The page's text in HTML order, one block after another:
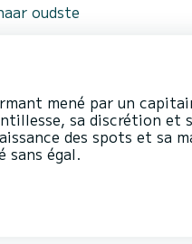
oudste
mené par un
sa discrétion et
des spots et sa
sans égal.